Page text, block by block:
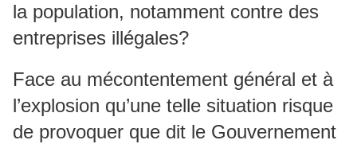
la population, notamment contre des
entreprises illégales?
Face au mécontentement général et à
l’explosion qu’une telle situation risque
de provoquer que dit le Gouvernement